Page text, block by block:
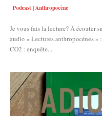
Podcast | Anthropocène
Je vous fais la lecture? À écouter sur toutes les plateformes de streaming
audio « Lectures anthropocènes » : "Circularités urbaines. Déchets, énergie,
CO2 : enquête...